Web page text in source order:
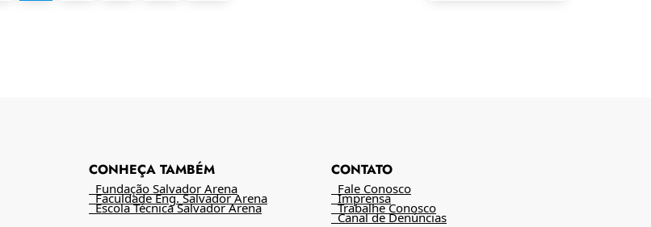
CONHEÇA TAMBÉM
Fundação Salvador Arena
Faculdade Eng. Salvador Arena
Escola Técnica Salvador Arena
CONTATO
Fale Conosco
Imprensa
Trabalhe Conosco
Canal de Denúncias